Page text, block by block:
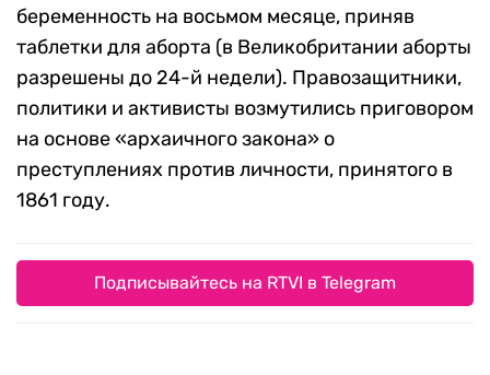
беременность на восьмом месяце, приняв
таблетки для аборта (в Великобритании аборты
разрешены до 24-й недели). Правозащитники,
политики и активисты возмутились приговором
на основе «архаичного закона» о
преступлениях против личности, принятого в
1861 году.
Подписывайтесь на RTVI в Telegram